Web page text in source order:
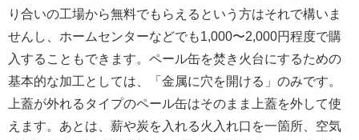
り合いの工場から無料でもらえるという方はそれで構いま
せんし、ホームセンターなどでも1,000〜2,000円程度で購
入することもできます。ペール缶を焚き火台にするための
基本的な加工としては、「金属に穴を開ける」のみです。
上蓋が外れるタイプのペール缶はそのまま上蓋を外して使
えます。あとは、薪や炭を入れる火入れ口を一箇所、空気